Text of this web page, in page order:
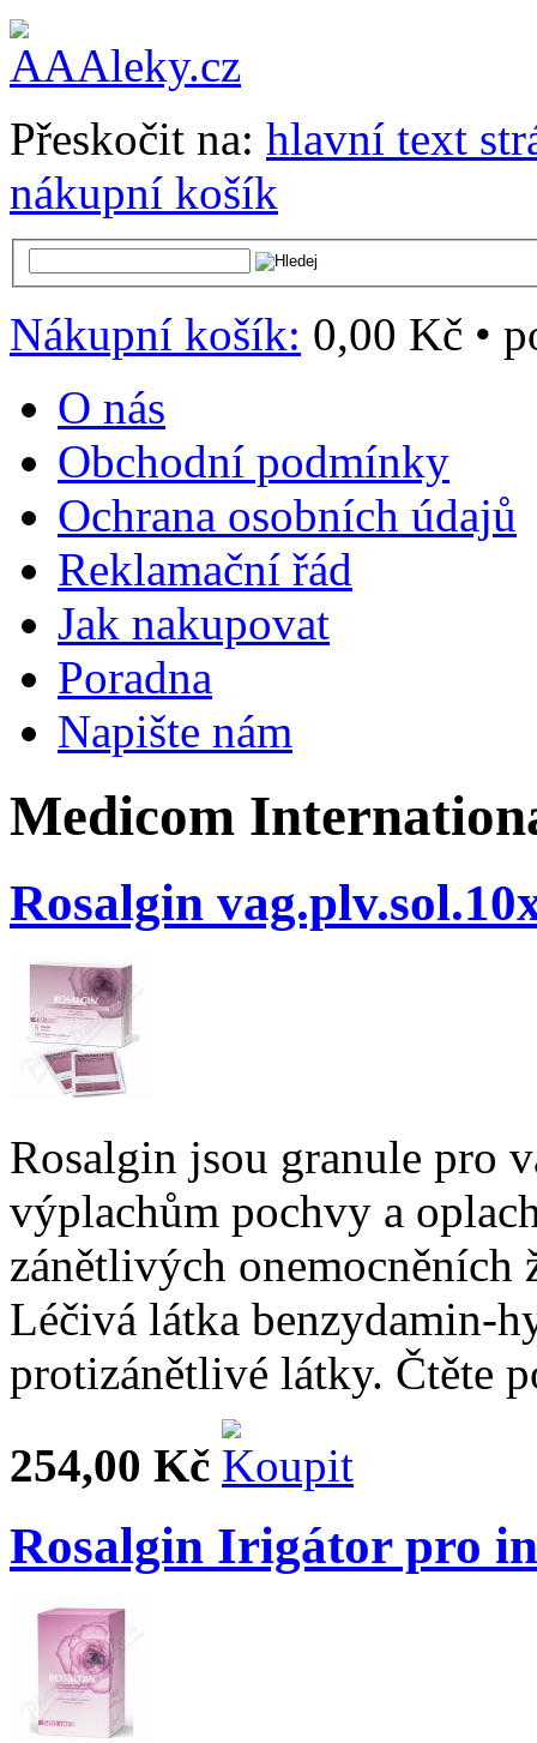
Přeskočit na: hlavní text
nákupní košík
Nákupní košík: 0,00 Kč •
O nás
Obchodní podmínky
Ochrana osobních údajů
Reklamační řád
Jak nakupovat
Poradna
Napište nám
Medicom
Rosalgin
Rosalgin jsou granule pro
výplachům pochvy a
zánětlivých
Léčivá látka benzydamin-
protizánětlivé látky. Čtěte
254,00 Kč
Rosalgin Irigátor pro